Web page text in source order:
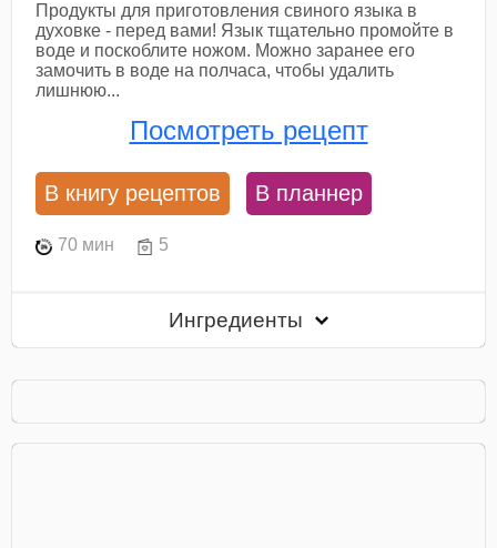
Продукты для приготовления свиного языка в
духовке - перед вами! Язык тщательно промойте в
воде и поскоблите ножом. Можно заранее его
замочить в воде на полчаса, чтобы удалить
лишнюю...
Посмотреть рецепт
В книгу рецептов В планнер
70 мин 5
Ингредиенты